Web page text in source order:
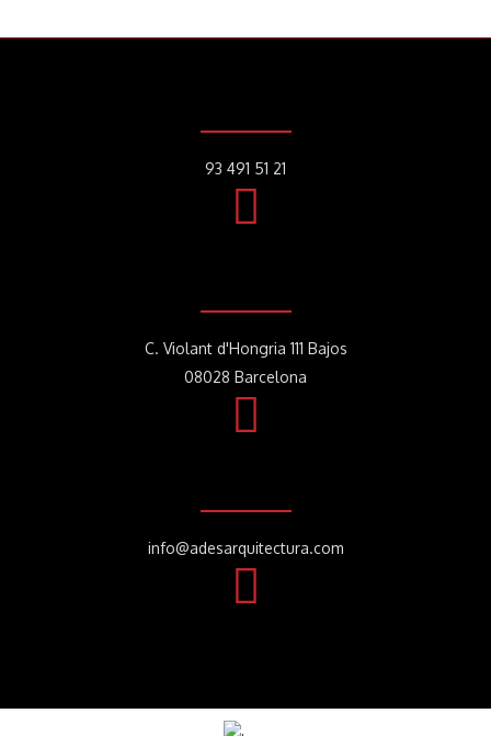
93 491 51 21
C. Violant d'Hongria 111 Bajos
08028 Barcelona
info@adesarquitectura.com